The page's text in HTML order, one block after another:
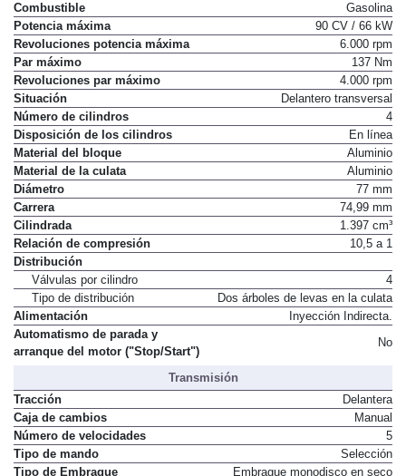
Combustible
Gasolina
Potencia máxima
90 CV / 66 kW
Revoluciones potencia máxima
6.000 rpm
Par máximo
137 Nm
Revoluciones par máximo
4.000 rpm
Situación
Delantero transversal
Número de cilindros
4
Disposición de los cilindros
En línea
Material del bloque
Aluminio
Material de la culata
Aluminio
Diámetro
77 mm
Carrera
74,99 mm
Cilindrada
1.397 cm³
Relación de compresión
10,5 a 1
Distribución
Válvulas por cilindro
4
Tipo de distribución
Dos árboles de levas en la culata
Alimentación
Inyección Indirecta.
Automatismo de parada y
arranque del motor ("Stop/Start")
No
Transmisión
Tracción
Delantera
Caja de cambios
Manual
Número de velocidades
5
Tipo de mando
Selección
Tipo de Embrague
Embrague monodisco en seco